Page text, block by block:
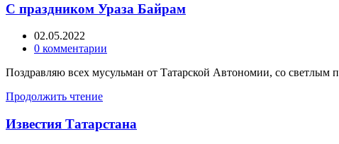
С праздником Ураза Байрам
02.05.2022
0 комментарии
Поздравляю всех мусульман от Татарской Автономии, со
Продолжить чтение
Известия Татарстана